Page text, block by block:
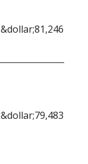
&dollar;81,246
&dollar;79,483